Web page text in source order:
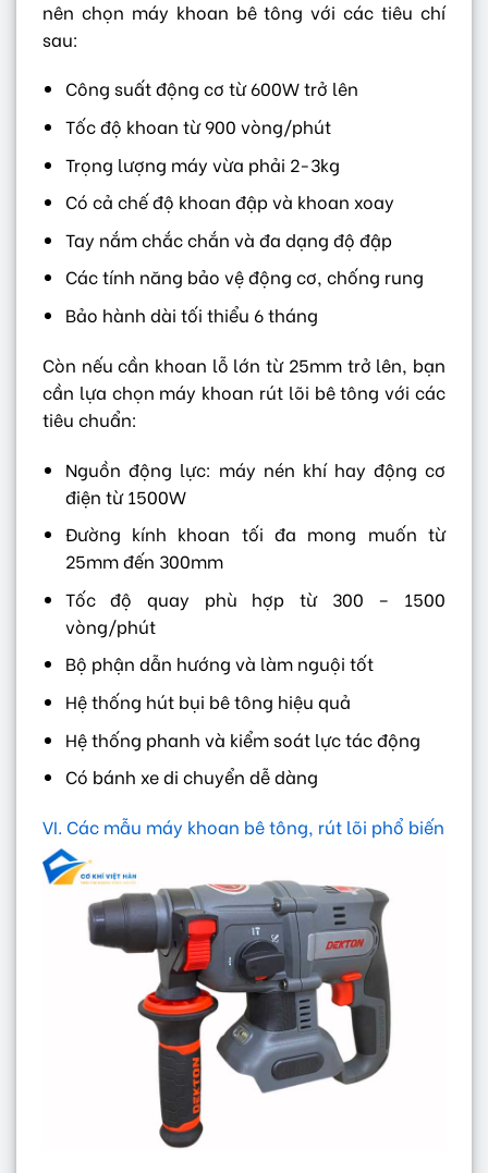
nên chọn máy khoan bê tông với các tiêu chí
sau:
Công suất động cơ từ 600W trở lên
Tốc độ khoan từ 900 vòng/phút
Trọng lượng máy vừa phải 2-3kg
Có cả chế độ khoan đập và khoan xoay
Tay nắm chắc chắn và đa dạng độ đập
Các tính năng bảo vệ động cơ, chống rung
Bảo hành dài tối thiểu 6 tháng
Còn nếu cần khoan lỗ lớn từ 25mm trở lên, bạn
cần lựa chọn máy khoan rút lõi bê tông với các
tiêu chuẩn:
Nguồn động lực: máy nén khí hay động cơ
điện từ 1500W
Đường kính khoan tối đa mong muốn từ
25mm đến 300mm
Tốc độ quay phù hợp từ 300 – 1500
vòng/phút
Bộ phận dẫn hướng và làm nguội tốt
Hệ thống hút bụi bê tông hiệu quả
Hệ thống phanh và kiểm soát lực tác động
Có bánh xe di chuyển dễ dàng
VI. Các mẫu máy khoan bê tông, rút lõi phổ biến